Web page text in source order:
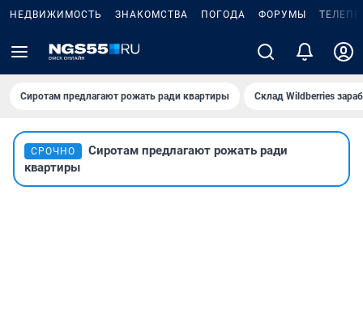
НЕДВИЖИМОСТЬ ЗНАКОМСТВА ПОГОДА ФОРУМЫ
Сиротам предлагают рожать ради квартиры Склад Wildberries
СРОЧНО
Сиротам предлагают рожать ради
квартиры